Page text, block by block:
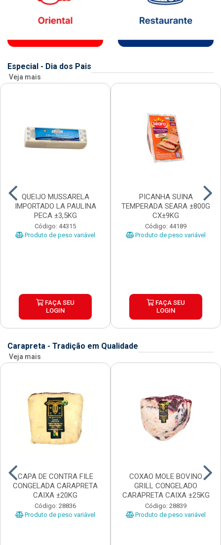
Especial - Dia dos Pais
Veja mais
QUEIJO MUSSARELA
IMPORTADO LA PAULINA
PECA ±3,5KG
Código: 44315
Produto de peso variável
FAÇA SEU
LOGIN
PICANHA SUINA
TEMPERADA SEARA ±800G
CX±9KG
Código: 44189
Produto de peso variável
FAÇA SEU
LOGIN
Carapreta - Tradição em Qualidade
Veja mais
CAPA DE CONTRA FILE
CONGELADA CARAPRETA
CAIXA ±20KG
Código: 28836
Produto de peso variável
COXAO MOLE BOVINO
GRILL CONGELADO
CARAPRETA CAIXA ±25KG
Código: 28839
Produto de peso variável